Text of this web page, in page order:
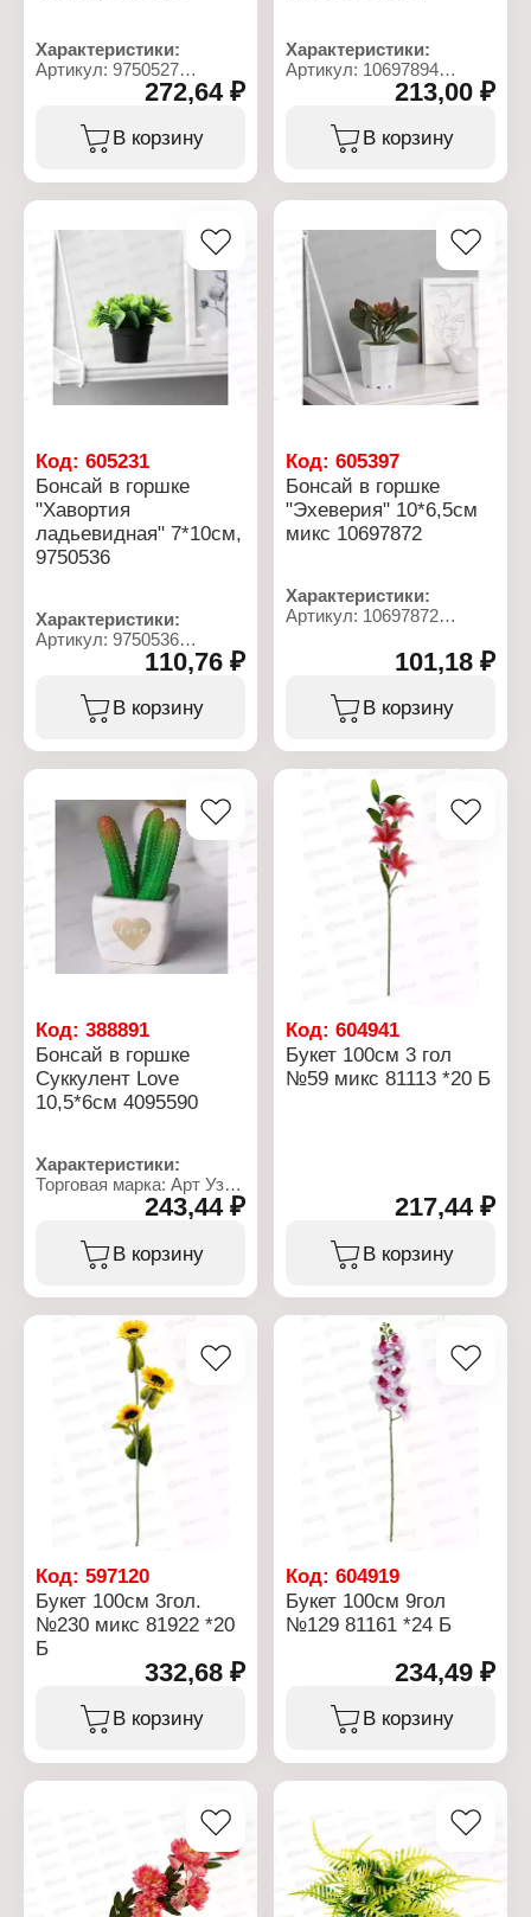
Характеристики:
Артикул: 9750527
Декоративное украшение
Дизайн: Искусственный
цветок
Размер: 8х17 см
Материал: пластик
Цвет: в ассортименте
272,64 ₽
В корзину
Характеристики:
Артикул: 10697894
Декоративное украшение
Дизайн: Искусственный
цветок
Материал: пластик
Цвет: в ассортименте
213,00 ₽
В корзину
Код: 605231
Бонсай в горшке
"Хавортия
ладьевидная" 7*10см,
9750536
Характеристики:
Артикул: 9750536
Декоративное украшение
Дизайн: Искусственный
цветок
Размер: 7х10 см
Материал: пластик
Цвет: зеленый
110,76 ₽
В корзину
Код:605397
Бонсай в горшке
"Эхеверия" 10*6,5см
микс 10697872
Характеристики:
Артикул: 10697872
Декоративное украшение
Дизайн: Искусственный
цветок
Модель: "Эхеверия"
Размер: 6,5х10 см
Материал: пластик
Цвет: в ассортименте
101,18 ₽
В корзину
Код: 388891
Бонсай в горшке
Суккулент Love
10,5*6см 4095590
Характеристики:
Торговая марка: Арт Узор
Артикул: 4095590
Декоративное украшение
Вариация: Бонсай
Модель: "Суккулент"
Вид: в горшке
Размер: 10,5х5,5х6 см
Материал: керамика,
песок, пластик
Упаковка: в коробке
243,44 ₽
В корзину
Код:604941
Букет 100см 3 гол
№59 микс 81113 *20 Б
217,44 ₽
В корзину
Код: 597120
Букет 100см 3гол.
№230 микс 81922 *20
Б
332,68 ₽
В корзину
Код:604919
Букет 100см 9гол
№129 81161 *24 Б
234,49 ₽
В корзину